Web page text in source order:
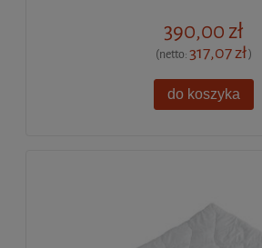
390,00 zł
(netto:317,07 zł)
do koszyka